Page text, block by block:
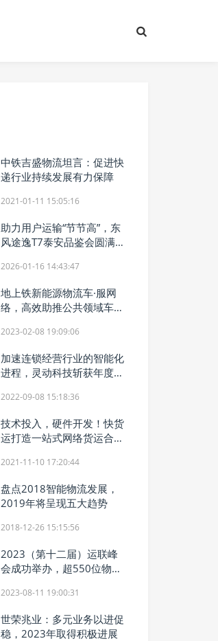
中铁吉盛物流坦言：促进快
递行业持续发展有力保障
2021-01-11 15:05:16
助力用户运输“节节高”，东
风途逸T7泰安品鉴会圆满成
2026-01-16 14:43:47
地上铁新能源物流车·服网
络，高效助推公共领域车辆
2023-02-08 19:09:06
加速连锁经营行业的智能化
进程，灵动科技斩获年度零
2022-09-08 15:18:36
技术投入，硬件开发！快货
运打造一站式网络货运合规
程！
2021-11-10 17:20:44
盘点2018智能物流发展，
2019年将呈现五大趋势
2018-12-26 15:15:56
2023（第十二届）运联峰
会成功举办，超550位物流
2023-08-11 19:00:31
世荣兆业：多元业务以进促
稳，2023年取得积极进展